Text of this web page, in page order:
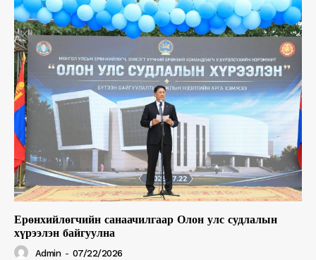
Ерөнхийлөгчийн санаачилгаар Олон улс судлалын
хүрээлэн байгуулна
Admin - 07/22/2026